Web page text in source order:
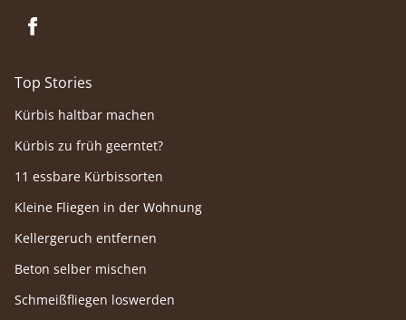
Top Stories
Kürbis haltbar machen
Kürbis zu früh geerntet?
11 essbare Kürbissorten
Kleine Fliegen in der Wohnung
Kellergeruch entfernen
Beton selber mischen
Schmeißfliegen loswerden